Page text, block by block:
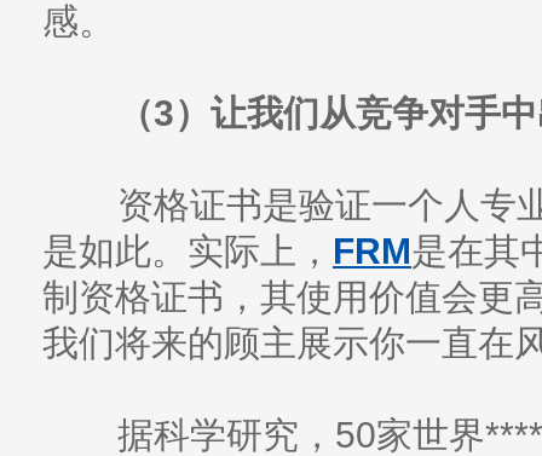
感。
（3）让我们从竞争对手
资格证书是验证一个人专
是如此。实际上， FRM是在其
制资格证书，其使用价值会更
我们将来的顾主展示你一直在
据科学研究，50家世界